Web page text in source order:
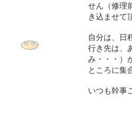
せん（修理
き込ませて
自分は、日
行き先は、
み・・・）
ところに集
いつも幹事